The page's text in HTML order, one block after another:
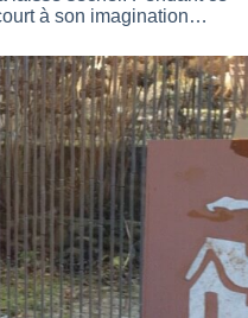
à son imagination…